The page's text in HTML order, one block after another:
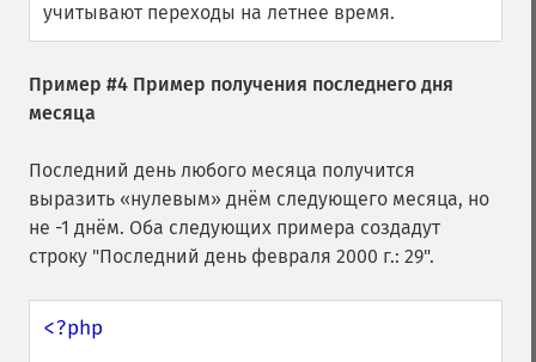
учитывают переходы на летнее время.
Пример #4 Пример получения последнего дня
месяца
Последний день любого месяца получится
выразить «нулевым» днём следующего месяца, но
не -1 днём. Оба следующих примера создадут
строку "Последний день февраля 2000 г.: 29".
<?php